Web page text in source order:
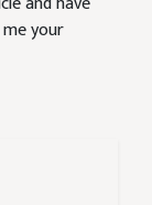
me your